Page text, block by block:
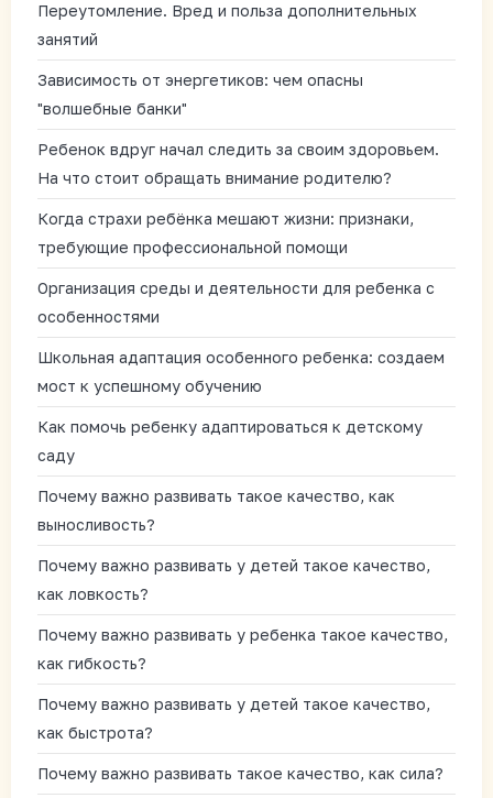
Переутомление. Вред и польза дополнительных
занятий
Зависимость от энергетиков: чем опасны
"волшебные банки"
Ребенок вдруг начал следить за своим здоровьем.
На что стоит обращать внимание родителю?
Когда страхи ребёнка мешают жизни: признаки,
требующие профессиональной помощи
Организация среды и деятельности для ребенка с
особенностями
Школьная адаптация особенного ребенка: создаем
мост к успешному обучению
Как помочь ребенку адаптироваться к детскому
саду
Почему важно развивать такое качество, как
выносливость?
Почему важно развивать у детей такое качество,
как ловкость?
Почему важно развивать у ребенка такое качество,
как гибкость?
Почему важно развивать у детей такое качество,
как быстрота?
Почему важно развивать такое качество, как сила?